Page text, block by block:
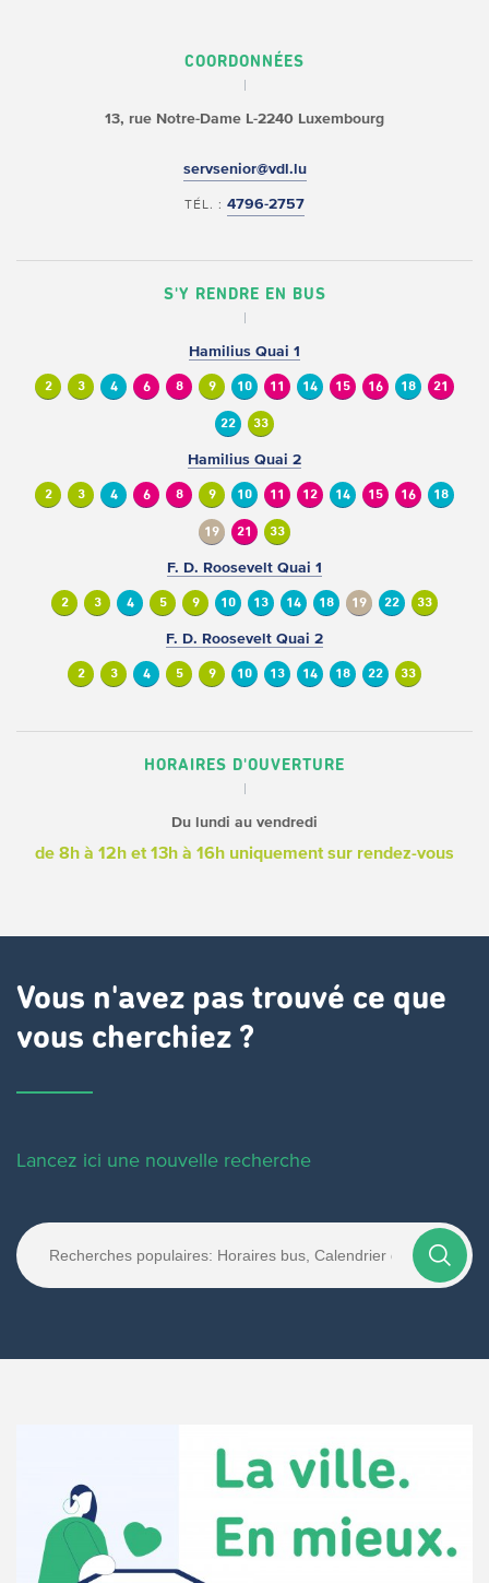
COORDONNÉES
13, rue Notre-Dame L-2240 Luxembourg
servsenior@vdl.lu
TÉL. : 4796-2757
S'Y RENDRE EN BUS
Hamilius Quai 1
2 3 4 6 8 9 10 11 14 15 16 18 21
22 33
Hamilius Quai 2
2 3 4 6 8 9 10 11 12 14 15 16 18
19 21 33
F. D. Roosevelt Quai 1
2 3 4 5 9 10 13 14 18 19 22 33
F. D. Roosevelt Quai 2
2 3 4 5 9 10 13 14 18 22 33
HORAIRES D'OUVERTURE
Du lundi au vendredi
de 8h à 12h et 13h à 16h uniquement sur rendez-vous
Vous n'avez pas trouvé ce que
vous cherchiez ?
Lancez ici une nouvelle recherche